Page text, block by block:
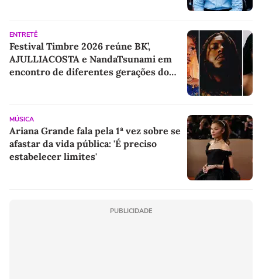
ENTRETÊ
Festival Timbre 2026 reúne BK’,
AJULLIACOSTA e NandaTsunami em
encontro de diferentes gerações do
MÚSICA
Ariana Grande fala pela 1ª vez sobre se
afastar da vida pública: 'É preciso
estabelecer limites'
PUBLICIDADE